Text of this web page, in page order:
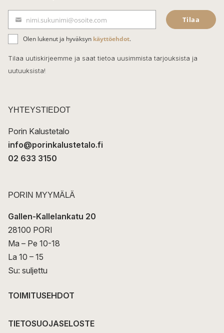
e
b
o
o
k
ä
h
k
t
nimi.sukunimi@osoite.com Tilaa
Olen lukenut ja hyväksyn käyttöehdot.
Tilaa uutiskirjeemme ja saat tietoa uusimmista tarjouksista ja
uutuuksista!
YHTEYSTIEDOT
Porin Kalustetalo
info@porinkalustetalo.fi
02 633 3150
PORIN MYYMÄLÄ
Gallen-Kallelankatu 20
28100 PORI
Ma – Pe 10-18
La 10 – 15
Su: suljettu
TOIMITUSEHDOT
TIETOSUOJASELOSTE